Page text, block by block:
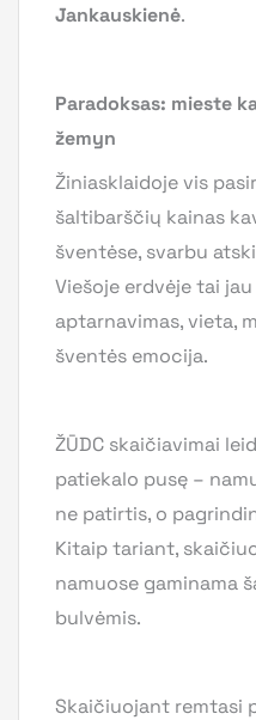
Jankauskienė.
Paradoksas: mieste
žemyn
Žiniasklaidoje vis
šaltibarščių kainas
šventėse, svarbu
Viešoje erdvėje tai
aptarnavimas, vieta,
šventės emocija.
ŽŪDC skaičiavimai
patiekalo pusę –
ne patirtis, o
Kitaip tariant,
namuose gaminama
bulvėmis.
Skaičiuojant remtasi